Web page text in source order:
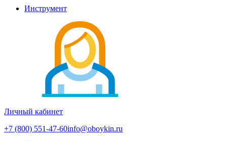
Инструмент
Личный кабинет
+7 (800) 551-47-60info@oboykin.ru